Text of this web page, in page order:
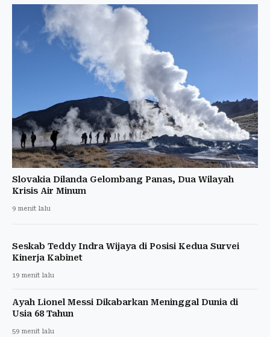
Slovakia Dilanda Gelombang Panas, Dua Wilayah
Krisis Air Minum
9 menit lalu
Seskab Teddy Indra Wijaya di Posisi Kedua Survei
Kinerja Kabinet
19 menit lalu
Ayah Lionel Messi Dikabarkan Meninggal Dunia di
Usia 68 Tahun
59 menit lalu